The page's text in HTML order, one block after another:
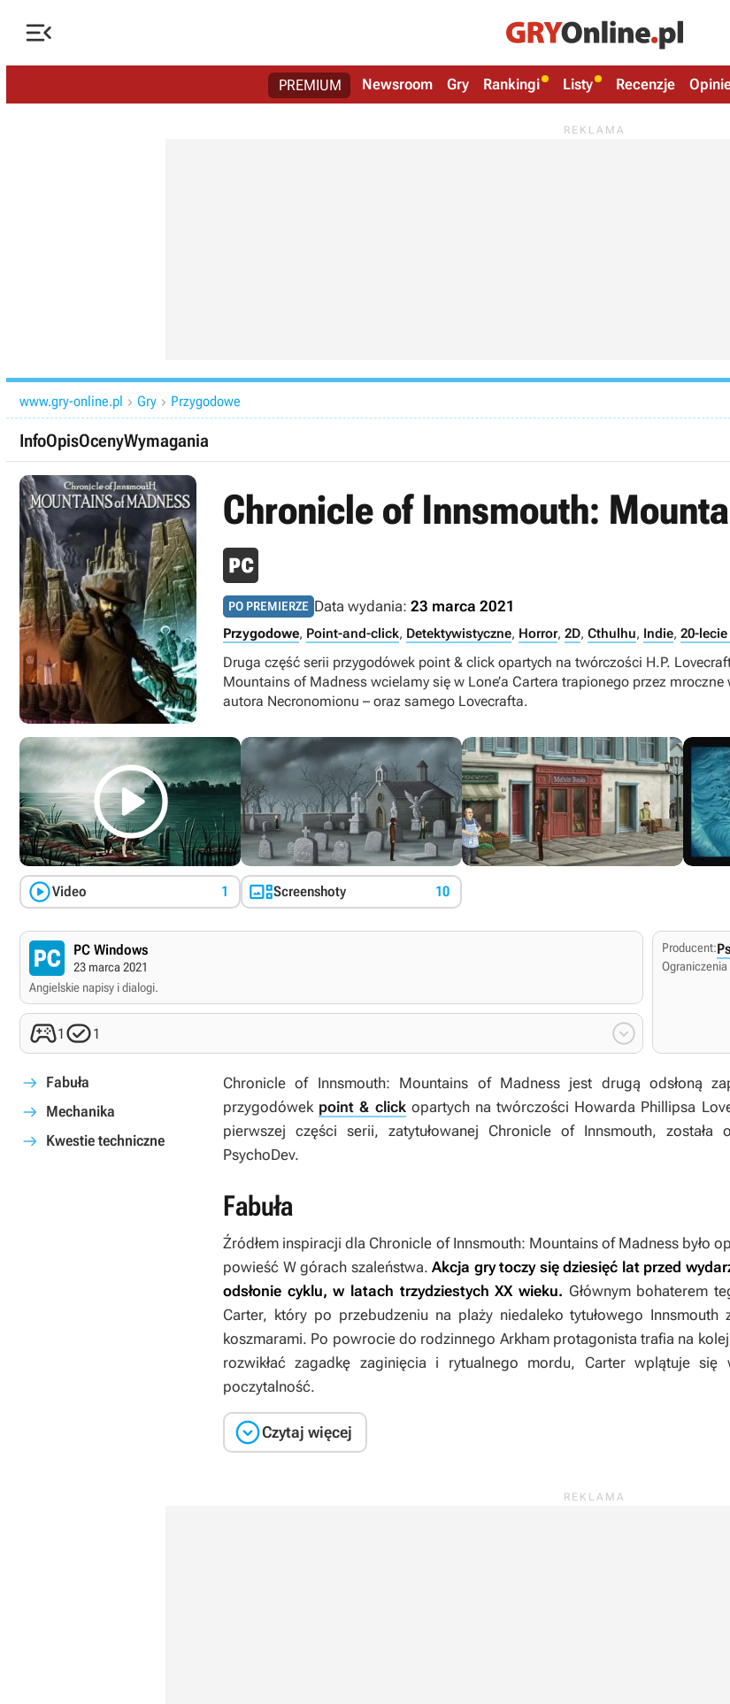

PREMIUM Newsroom Gry Rankingi Listy Recenzje
www.gry-online.pl  Gry  Przygodowe
InfoOpisOcenyWymagania
Chronicle of Innsmouth:
PO PREMIERZE Data wydania: 23 marca 2021
Przygodowe, Point-and-click, Detektywistyczne, Horror, 2D, Cthulhu, Indie, 20-
Druga część serii przygodówek point & click opartych na twórczości H.P.
Mountains of Madness wcielamy się w Lone’a Cartera trapionego przez
autora Necronomionu – oraz samego Lovecrafta.

Video 1 Screenshoty 10
PC Windows
23 marca 2021
Angielskie napisy i dialogi.
1 1 
Producent:
Fabuła
Mechanika
Kwestie techniczne
Chronicle of Innsmouth: Mountains of Madnessjest drugą odsłoną
przygodówek point & clickopartych na twórczości Howarda Phillipsa
pierwszej części serii, zatytułowanej Chronicle of Innsmouth, została
PsychoDev.
Fabuła
Źródłem inspiracji dla Chronicle of Innsmouth: Mountains of Madness było
powieść W górach szaleństwa. Akcja gry toczy się dziesięć lat przed
odsłonie cyklu, w latach trzydziestych XX wieku. Głównym bohaterem
Carter, który po przebudzeniu na plaży niedaleko tytułowego
koszmarami. Po powrocie do rodzinnego Arkham protagonista trafia na
rozwikłać zagadkę zaginięcia i rytualnego mordu, Carter wplątuje
poczytalność.
Czytaj więcej